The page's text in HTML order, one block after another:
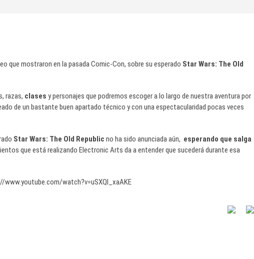
que mostraron en la pasada Comic-Con, sobre su esperado Star Wars: The Old
razas, clases y personajes que podremos escoger a lo largo de nuestra aventura por
de un bastante buen apartado técnico y con una espectacularidad pocas veces
Star Wars: The Old Republic no ha sido anunciada aún, esperando que salga
que está realizando Electronic Arts da a entender que sucederá durante esa
www.youtube.com/watch?v=uSXQl_xaAKE